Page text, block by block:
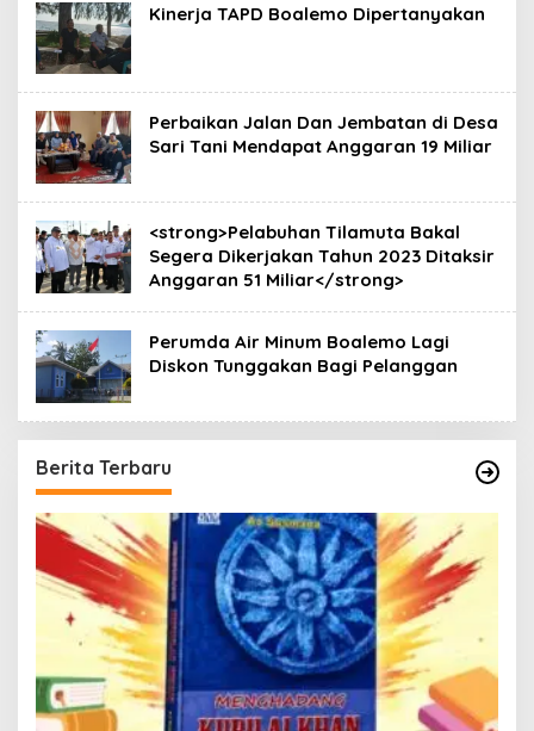
Kinerja TAPD Boalemo Dipertanyakan
Perbaikan Jalan Dan Jembatan di Desa
Sari Tani Mendapat Anggaran 19 Miliar
<strong>Pelabuhan Tilamuta Bakal
Segera Dikerjakan Tahun 2023 Ditaksir
Anggaran 51 Miliar</strong>
Perumda Air Minum Boalemo Lagi
Diskon Tunggakan Bagi Pelanggan
Berita Terbaru